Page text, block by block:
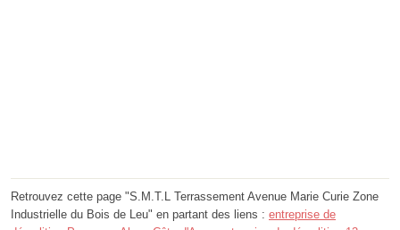
Retrouvez cette page "S.M.T.L Terrassement Avenue Marie Curie Zone
Industrielle du Bois de Leu" en partant des liens : entreprise de